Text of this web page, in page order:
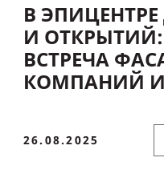
В
И ОТКРЫТИЙ:
ВСТРЕЧА
КОМПАНИЙ
26.08.2025